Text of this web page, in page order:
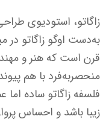
به‌دست اوگو زاگاتو در
قرن است که هنر و
منحصربه‌فرد با هم
فلسفه زاگاتو ساده
زیبا باشد و احساس